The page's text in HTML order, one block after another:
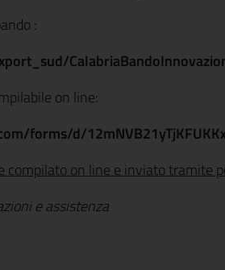
:
on line:
forms/d/
compilato on line e inviato tramite
e assistenza